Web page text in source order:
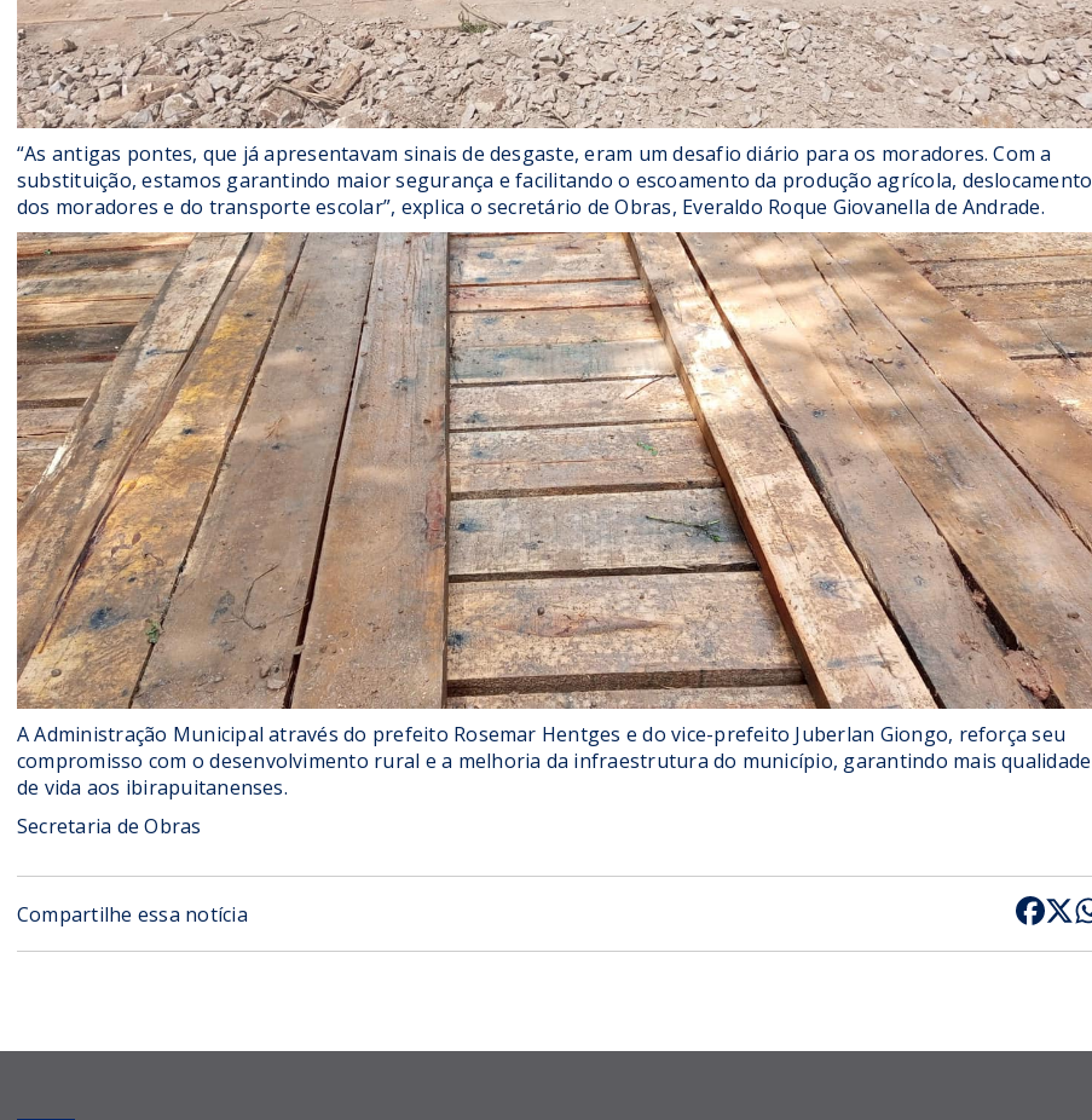
“As antigas pontes, que já apresentavam sinais de desgaste, eram um desafio diário para os moradores. Com a
substituição, estamos garantindo maior segurança e facilitando o escoamento da produção agrícola, deslocamento
dos moradores e do transporte escolar”, explica o secretário de Obras, Everaldo Roque Giovanella de Andrade.
A Administração Municipal através do prefeito Rosemar Hentges e do vice-prefeito Juberlan Giongo, reforça seu
compromisso com o desenvolvimento rural e a melhoria da infraestrutura do município, garantindo mais qualidade
de vida aos ibirapuitanenses.
Secretaria de Obras
Compartilhe essa notícia